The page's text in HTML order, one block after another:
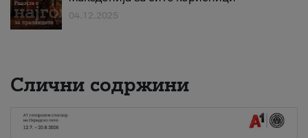
04.12.2025
Слични содржини